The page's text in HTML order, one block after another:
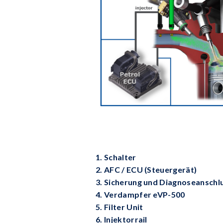
1. Schalter
2. AFC / ECU (Steuergerät)
3. Sicherung und
4. Verdampfer eVP-500
5. Filter Unit
6. Injektorrail